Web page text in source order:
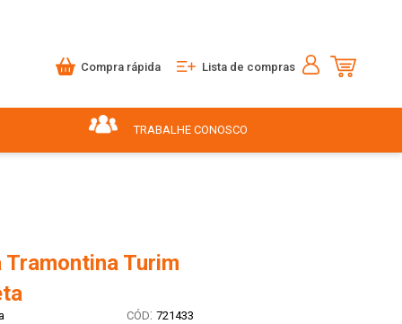
Compra rápida Lista de compras
TRABALHE CONOSCO
Turim
: 721433